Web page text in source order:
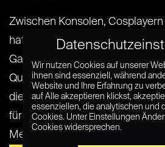
Zwischen Konsolen,
hat vom 22. bis 26. August 2017
Gamescom in Köln
Quadratmetern öffnete die
diesjährigen Motto “The Heart
für einen neuen
Menschen. Meine Reise begann
Wir nutzen Cookies auf unserer
ihnen sind essenziell, während
Website und Ihre Erfahrung zu
auf Alle akzeptieren klickst,
essenziellen, die analytischen und
Cookies. Unter Einstellungen
Cookies widersprechen.